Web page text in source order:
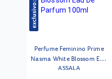
Perfume Feminino Prime
Nasma White Blossom Eau
De Parfum 100ml
ASSALA